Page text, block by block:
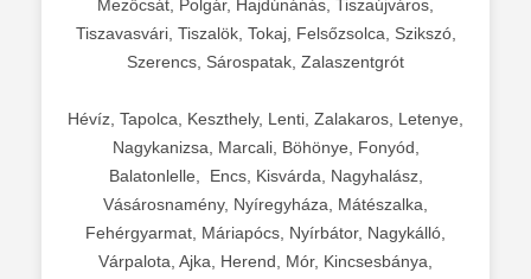
Mezőcsát, Polgár, Hajdúnánás, Tiszaújváros,
Tiszavasvári, Tiszalök, Tokaj, Felsőzsolca, Szikszó,
Szerencs, Sárospatak, Zalaszentgrót
Hévíz, Tapolca, Keszthely, Lenti, Zalakaros, Letenye,
Nagykanizsa, Marcali, Böhönye, Fonyód,
Balatonlelle, Encs, Kisvárda, Nagyhalász,
Vásárosnamény, Nyíregyháza, Mátészalka,
Fehérgyarmat, Máriapócs, Nyírbátor, Nagykálló,
Várpalota, Ajka, Herend, Mór, Kincsesbánya,